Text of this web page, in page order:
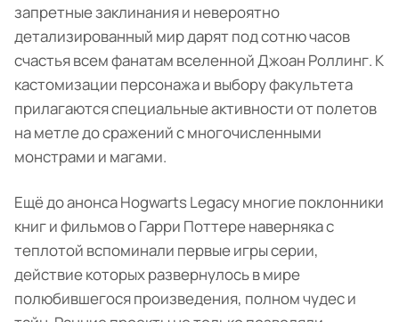
запретные заклинания и невероятно
детализированный мир дарят под сотню часов
счастья всем фанатам вселенной Джоан Роллинг. К
кастомизации персонажа и выбору факультета
прилагаются специальные активности от полетов
на метле до сражений с многочисленными
монстрами и магами.
Ещё до анонса Hogwarts Legacy многие поклонники
книг и фильмов о Гарри Поттере наверняка с
теплотой вспоминали первые игры серии,
действие которых развернулось в мире
полюбившегося произведения, полном чудес и